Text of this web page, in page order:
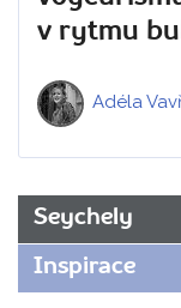
v rytmu
Adéla
Seychely
Inspirace